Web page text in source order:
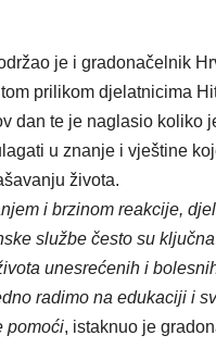
je i gradonačelnik
prilikom djelatnicima
dan te je naglasio koliko
u znanje i vještine
života.
i brzinom reakcije,
službe često su
unesrećenih i
radimo na edukaciji i
pomoći, istaknuo je